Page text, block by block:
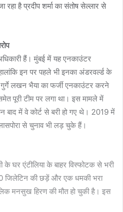
रहा है प्रदीप शर्मा का संतोष सेल्लार से
हैं। मुंबई में यह एनकाउंटर
इन पर पहले भी इनका अंडरवर्ल्ड के
लखन भैया का फर्जी एनकाउंटर करने
पूरी टीम पर लगा था। इस मामले में
बाद में वे कोर्ट से बरी हो गए थे। 2019 में
से चुनाव भी लड़ चुके हैं।
घर एंटीलिया के बाहर विस्फोटक से भरी
जिलेटिन की छड़ें और एक धमकी भरा
मनसुख हिरण की मौत हो चुकी है। इस